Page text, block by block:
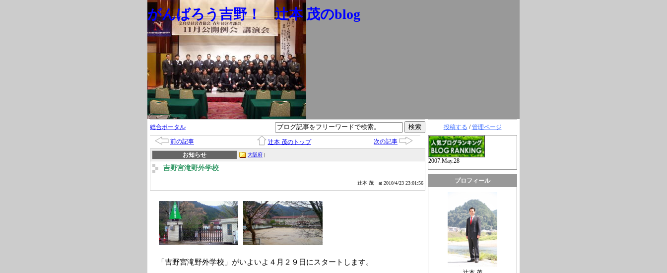
がんばろう吉野！ 辻本 茂のblog
投稿する /管理ページ
2007.May.28
プロフィール
総合ポータル
前の記事 辻本 茂のトップ
次の記事
お知らせ
大阪府 |
吉野宮滝野外学校
辻本 茂 at 2010/4/23 23:01:56
「吉野宮滝野外学校」がいよいよ４月２９日にスタートします。